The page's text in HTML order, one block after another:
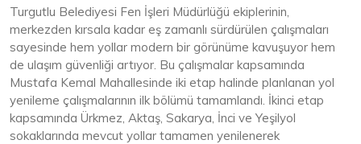
Turgutlu Belediyesi Fen İşleri Müdürlüğü ekiplerinin,
merkezden kırsala kadar eş zamanlı sürdürülen çalışmaları
sayesinde hem yollar modern bir görünüme kavuşuyor hem
de ulaşım güvenliği artıyor. Bu çalışmalar kapsamında
Mustafa Kemal Mahallesinde iki etap halinde planlanan yol
yenileme çalışmalarının ilk bölümü tamamlandı. İkinci etap
kapsamında Ürkmez, Aktaş, Sakarya, İnci ve Yeşilyol
sokaklarında mevcut yollar tamamen yenilenerek